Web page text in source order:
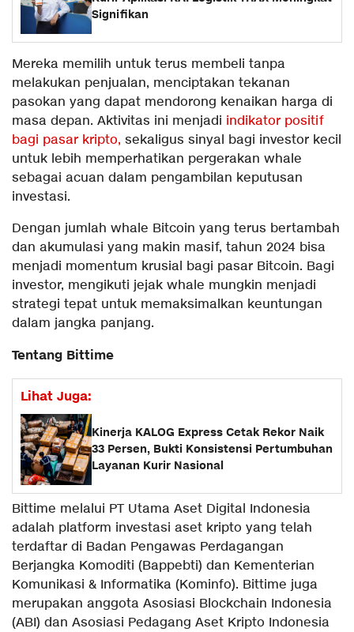
Signifikan
Mereka memilih untuk terus membeli tanpa
melakukan penjualan, menciptakan tekanan
pasokan yang dapat mendorong kenaikan harga di
masa depan. Aktivitas ini menjadi indikator positif
bagi pasar kripto, sekaligus sinyal bagi investor kecil
untuk lebih memperhatikan pergerakan whale
sebagai acuan dalam pengambilan keputusan
investasi.
Dengan jumlah whale Bitcoin yang terus bertambah
dan akumulasi yang makin masif, tahun 2024 bisa
menjadi momentum krusial bagi pasar Bitcoin. Bagi
investor, mengikuti jejak whale mungkin menjadi
strategi tepat untuk memaksimalkan keuntungan
dalam jangka panjang.
Tentang Bittime
Lihat Juga:
Kinerja KALOG Express Cetak Rekor Naik
33 Persen, Bukti Konsistensi Pertumbuhan
Layanan Kurir Nasional
Bittime melalui PT Utama Aset Digital Indonesia
adalah platform investasi aset kripto yang telah
terdaftar di Badan Pengawas Perdagangan
Berjangka Komoditi (Bappebti) dan Kementerian
Komunikasi & Informatika (Kominfo). Bittime juga
merupakan anggota Asosiasi Blockchain Indonesia
(ABI) dan Asosiasi Pedagang Aset Kripto Indonesia